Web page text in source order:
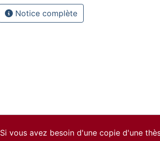
Notice complète
Si vous avez besoin d'une copie d'une